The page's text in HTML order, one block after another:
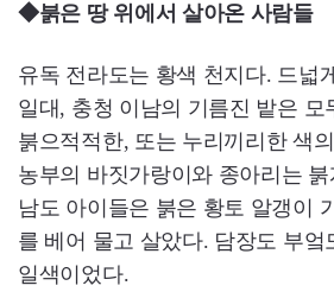
◆붉은 땅 위에서 살아온 사람들
유독 전라도는 황색 천지다. 드넓
일대, 충청 이남의 기름진 밭은 모
붉으적적한, 또는 누리끼리한 색
농부의 바짓가랑이와 종아리는
남도 아이들은 붉은 황토 알갱이
를 베어 물고 살았다. 담장도 부엌
일색이었다.